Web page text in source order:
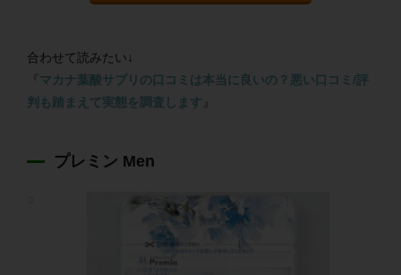
合わせて読みたい↓
マカナ葉酸サプリの口コミは本当に良いの？悪い口コミ/評
判も踏まえて実態を調査します
プレミン Men